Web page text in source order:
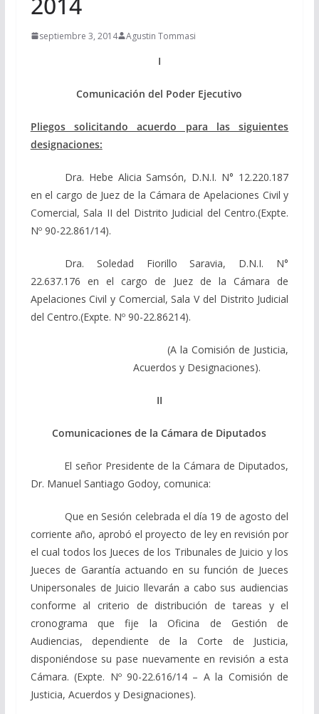
septiembre 3, 2014 Agustin Tommasi
I
Comunicación del Poder Ejecutivo
Pliegos solicitando acuerdo para las siguientes
designaciones:
Dra. Hebe Alicia Samsón, D.N.I. N° 12.220.187
en el cargo de Juez de la Cámara de Apelaciones Civil y
Comercial, Sala II del Distrito Judicial del Centro.(Expte.
Nº 90-22.861/14).
Dra. Soledad Fiorillo Saravia, D.N.I. N°
22.637.176 en el cargo de Juez de la Cámara de
Apelaciones Civil y Comercial, Sala V del Distrito Judicial
del Centro.(Expte. Nº 90-22.86214).
(A la Comisión de Justicia,
Acuerdos y Designaciones).
II
Comunicaciones de la Cámara de Diputados
El señor Presidente de la Cámara de Diputados,
Dr. Manuel Santiago Godoy, comunica:
Que en Sesión celebrada el día 19 de agosto del
corriente año, aprobó el proyecto de ley en revisión por
el cual todos los Jueces de los Tribunales de Juicio y los
Jueces de Garantía actuando en su función de Jueces
Unipersonales de Juicio llevarán a cabo sus audiencias
conforme al criterio de distribución de tareas y el
cronograma que fije la Oficina de Gestión de
Audiencias, dependiente de la Corte de Justicia,
disponiéndose su pase nuevamente en revisión a esta
Cámara. (Expte. Nº 90-22.616/14 – A la Comisión de
Justicia, Acuerdos y Designaciones).